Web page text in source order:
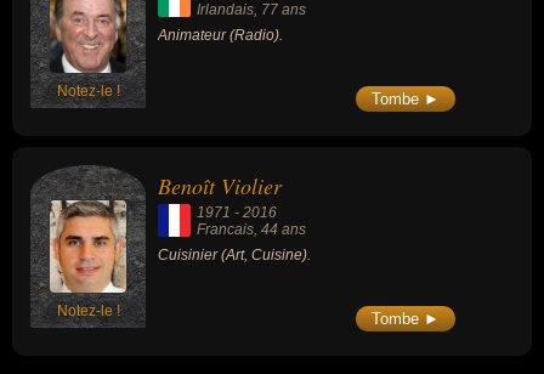
Notez-le !
Irlandais, 77 ans
Animateur (Radio).
Tombe ►
Notez-le !
Benoît Violier
1971 - 2016
Francais , 44 ans
Cuisinier (Art, Cuisine).
Tombe ►